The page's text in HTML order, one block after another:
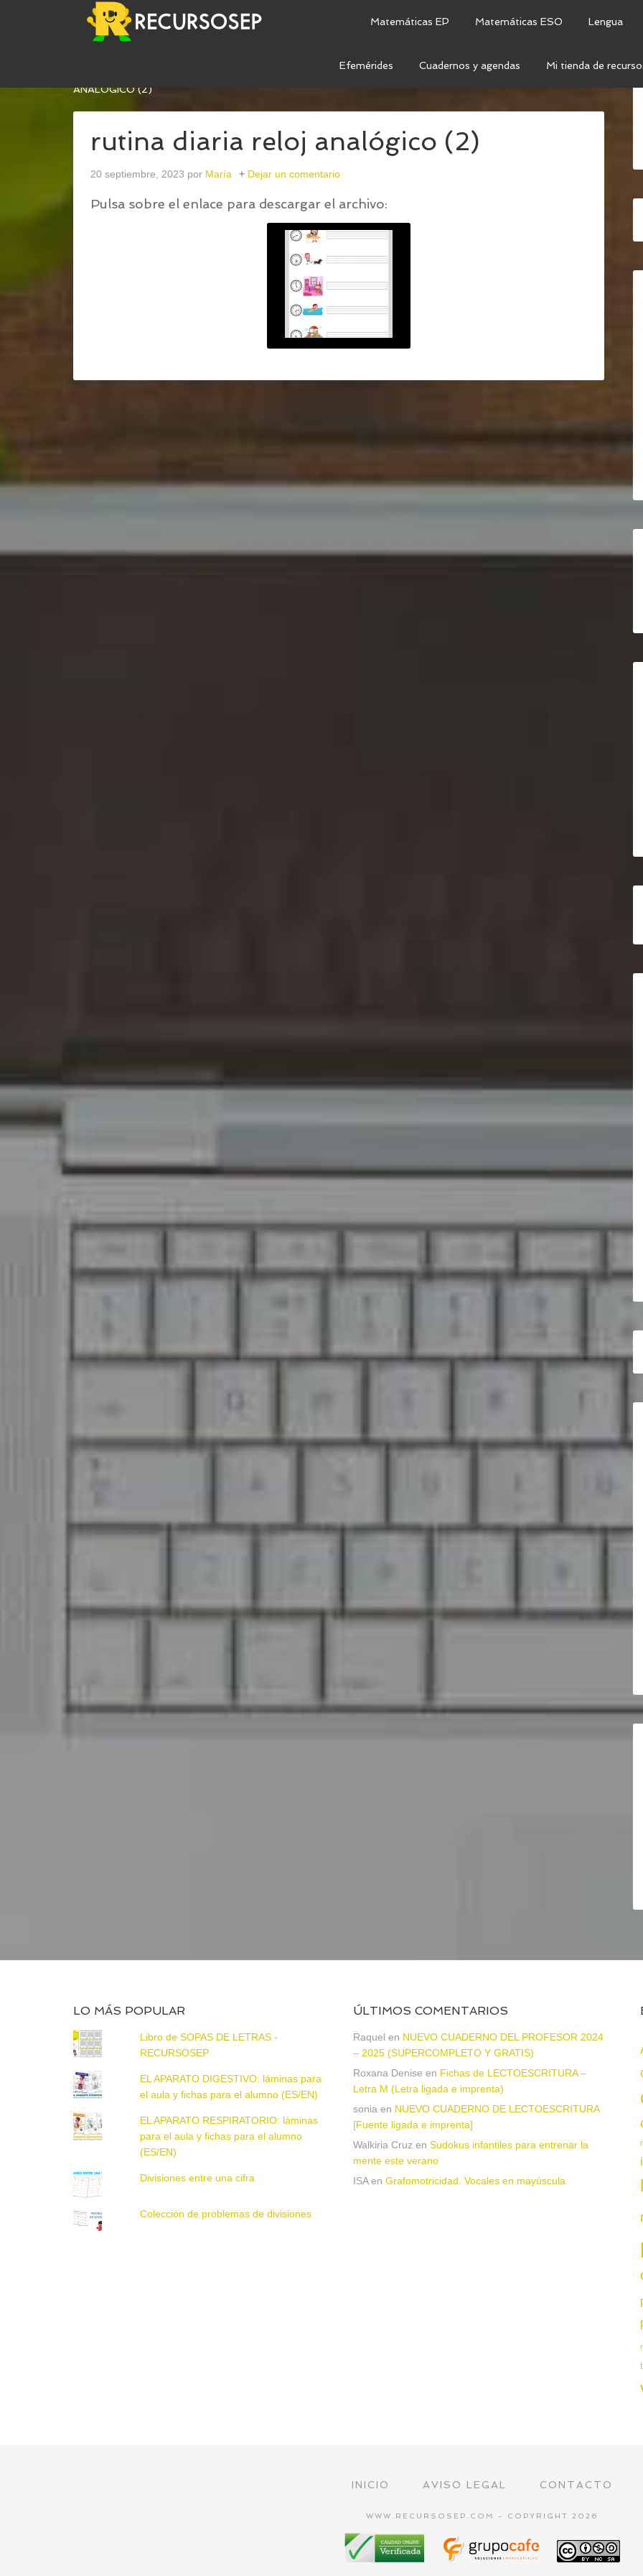
Matemáticas EP Matemáticas ESO Lengua
Efemérides Cuadernos y agendas Mi tienda de
RUTINA DIARIA RELOJ
ANALÓGICO (2)
rutina diaria reloj analógico (2)
20 septiembre, 2023 por María Dejar un comentario
Pulsa sobre el enlace para descargar el archivo:
LO MÁS POPULAR
Libro de SOPAS DE LETRAS -
RECURSOSEP
EL APARATO DIGESTIVO: láminas para
el aula y fichas para el alumno (ES/EN)
EL APARATO RESPIRATORIO: láminas
para el aula y fichas para el alumno
(ES/EN)
Divisiones entre una cifra
Colección de problemas de divisiones
ÚLTIMOS COMENTARIOS
Raquel en NUEVO CUADERNO DEL PROFESOR 2024
– 2025 (SUPERCOMPLETO Y GRATIS)
Roxana Denise en Fichas de LECTOESCRITURA –
Letra M (Letra ligada e imprenta)
sonia en NUEVO CUADERNO DE LECTOESCRITURA
[Fuente ligada e imprenta]
Walkiria Cruz en Sudokus infantiles para entrenar la
mente este verano
ISAen Grafomotricidad. Vocales en mayúscula
INICIO AVISO LEGAL CONTACTO
WWW.RECURSOSEP.COM - COPYRIGHT 2026